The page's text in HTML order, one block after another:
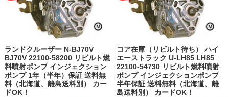
ランドクルーザー N-BJ70V
BJ70V 22100-58200 リビルト燃
料噴射ポンプ インジェクション
ポンプ 1年（半年）保証 送料無
料（北海道、離島送料別） カー
ドOK！
コア在庫（リビルト待ち） ハイ
エーストラック U-LH85 LH85
22100-54730 リビルト燃料噴射
ポンプ インジェクションポンプ
半年保証 送料無料（北海道、離
島送料別） カードOK！